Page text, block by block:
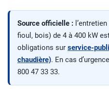
Source officielle :
fioul, bois) de 4 à 400 kW
obligations sur service-
chaudière). En cas
800 47 33 33.